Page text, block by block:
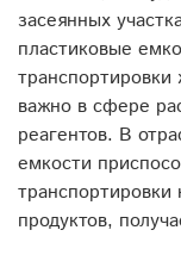
засеянных
пластиковые
важно в сфере
реагентов. В
емкости
продуктов,